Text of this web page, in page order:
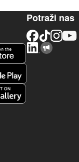
Potraži nas